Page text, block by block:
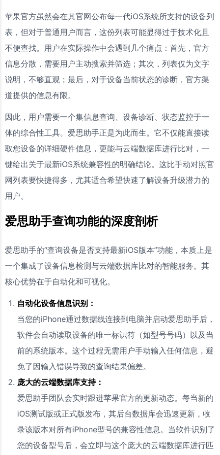
苹果官方虽然会在其官网公布每一代iOS系统所支持的设备列
表，但对于普通用户而言，这份列表可能显得过于技术化且
不便查找。用户在实际操作中会遇到几个痛点：首先，官方
信息分散，需要用户主动搜索并筛选；其次，列表仅为文字
说明，不够直观；最后，对于设备当前状态的诊断，官方渠
道提供的信息有限。
因此，用户需要一个集信息查询、设备诊断、状态监控于一
体的综合性工具。爱思助手正是为此而生。它不仅能直接读
取您设备的详细硬件信息，更能与云端数据库进行比对，一
键给出关于最新iOS系统兼容性的明确结论。这比手动对照官
网列表要快捷得多，尤其适合希望快速了解设备升级潜力的
用户。
爱思助手查询功能的深度剖析
爱思助手的“查询设备是否支持最新iOS版本”功能，本质上是
一个集成了设备信息检测与云端数据库比对的智能服务。其
核心优势在于自动化和可视化。
自动化设备信息识别：
当您的iPhone通过数据线连接到电脑并启动爱思助手后，
软件会自动读取设备的唯一标识符（如型号号码）以及当
前的系统版本。这个过程无需用户手动输入任何信息，避
免了因输入错误导致的查询结果偏差。
庞大的云端数据库支持：
爱思助手团队会实时跟进苹果官方的更新动态。每当新的
iOS测试版或正式版发布，其后台数据库会迅速更新，收
录该版本对所有iPhone型号的兼容性信息。当软件识别了
您的设备型号后，会立即与这个庞大的云端数据库进行匹